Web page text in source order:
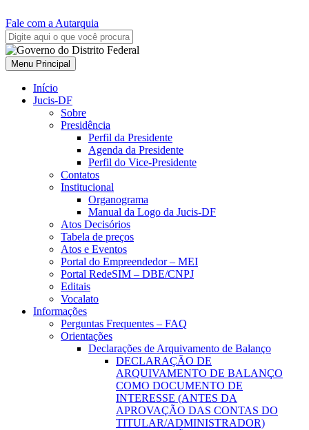
Fale com a Autarquia
Menu Principal
Início
Jucis-DF
Sobre
Presidência
Perfil da Presidente
Agenda da Presidente
Perfil do Vice-Presidente
Contatos
Institucional
Organograma
Manual da Logo da Jucis-DF
Atos Decisórios
Tabela de preços
Atos e Eventos
Portal do Empreendedor – MEI
Portal RedeSIM – DBE/CNPJ
Editais
Vocalato
Informações
Perguntas Frequentes – FAQ
Orientações
Declarações de Arquivamento de Balanço
DECLARAÇÃO DE
ARQUIVAMENTO DE BALANÇO
COMO DOCUMENTO DE
INTERESSE (ANTES DA
APROVAÇÃO DAS CONTAS DO
TITULAR/ADMINISTRADOR)